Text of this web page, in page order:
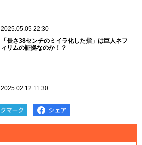
2025.05.05 22:30
「長さ38センチのミイラ化した指」は巨人ネフ
ィリムの証拠なのか！？
2025.02.12 11:30